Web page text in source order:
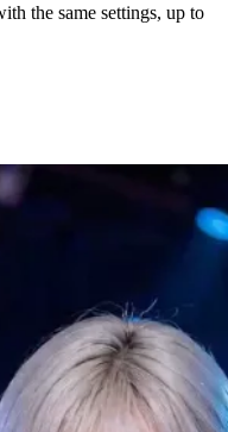
the same settings, up to